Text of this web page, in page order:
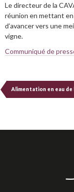
Le directeur de la
réunion en mettant
d’avancer vers une
vigne.
Communiqué de
Alimentation en eau de